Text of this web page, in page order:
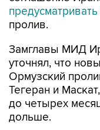
предусматривать
пролив.
Замглавы МИД
уточнял, что
Ормузский
Тегеран и
до четырех
дольше.